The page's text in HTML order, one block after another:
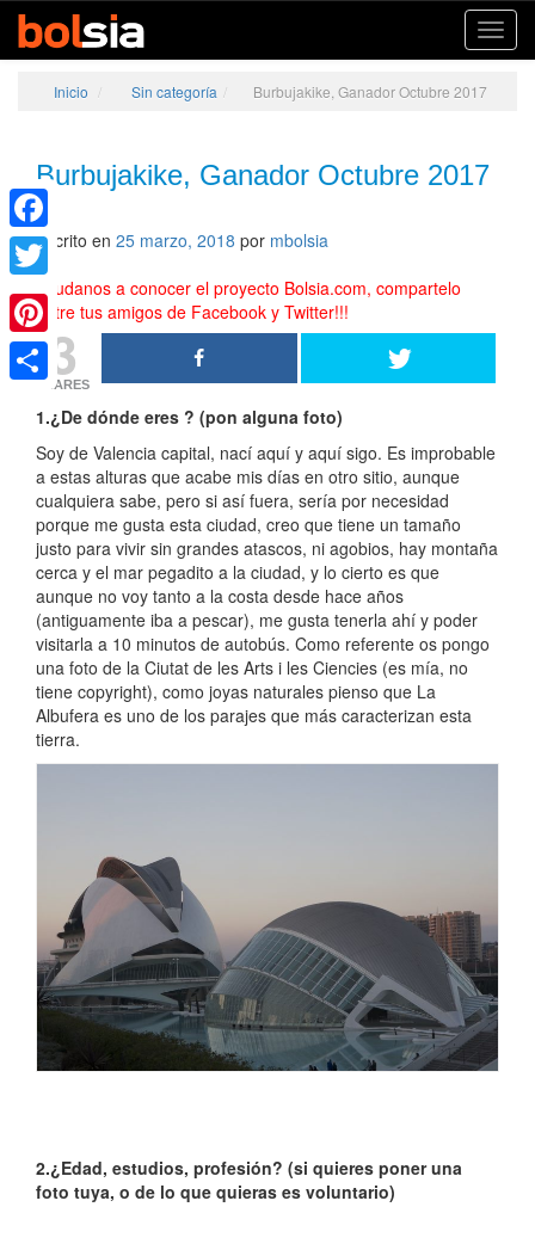
Inicio / Sin categoría / Burbujakike, Ganador Octubre 2017
Burbujakike, Ganador Octubre 2017
Escrito en 25 marzo, 2018 por mbolsia
Ayudanos a conocer el proyecto Bolsia.com, compartelo
entre tus amigos de Facebook y Twitter!!!
3
SHARES
1.¿De dónde eres ? (pon alguna foto)
Soy de Valencia capital, nací aquí y aquí sigo. Es improbable
a estas alturas que acabe mis días en otro sitio, aunque
cualquiera sabe, pero si así fuera, sería por necesidad
porque me gusta esta ciudad, creo que tiene un tamaño
justo para vivir sin grandes atascos, ni agobios, hay montaña
cerca y el mar pegadito a la ciudad, y lo cierto es que
aunque no voy tanto a la costa desde hace años
(antiguamente iba a pescar), me gusta tenerla ahí y poder
visitarla a 10 minutos de autobús. Como referente os pongo
una foto de la Ciutat de les Arts i les Ciencies (es mía, no
tiene copyright), como joyas naturales pienso que La
Albufera es uno de los parajes que más caracterizan esta
tierra.
2.¿Edad, estudios, profesión? (si quieres poner una
foto tuya, o de lo que quieras es voluntario)
Facebook
Twitter
Pinterest